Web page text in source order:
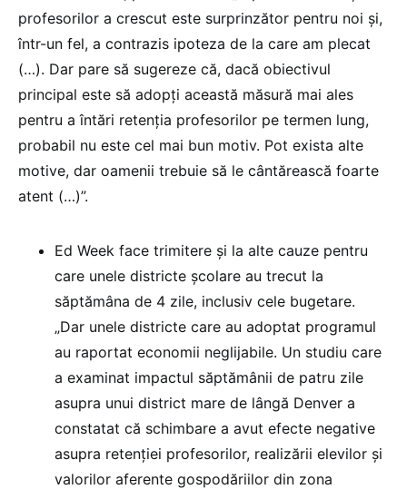
profesorilor a crescut este surprinzător pentru noi și,
într-un fel, a contrazis ipoteza de la care am plecat
(…). Dar pare să sugereze că, dacă obiectivul
principal este să adopți această măsură mai ales
pentru a întări retenția profesorilor pe termen lung,
probabil nu este cel mai bun motiv. Pot exista alte
motive, dar oamenii trebuie să le cântărească foarte
atent (…)”.
Ed Week face trimitere și la alte cauze pentru
care unele districte școlare au trecut la
săptămâna de 4 zile, inclusiv cele bugetare.
„Dar unele districte care au adoptat programul
au raportat economii neglijabile. Un studiu care
a examinat impactul săptămânii de patru zile
asupra unui district mare de lângă Denver a
constatat că schimbare a avut efecte negative
asupra retenției profesorilor, realizării elevilor și
valorilor aferente gospodăriilor din zona